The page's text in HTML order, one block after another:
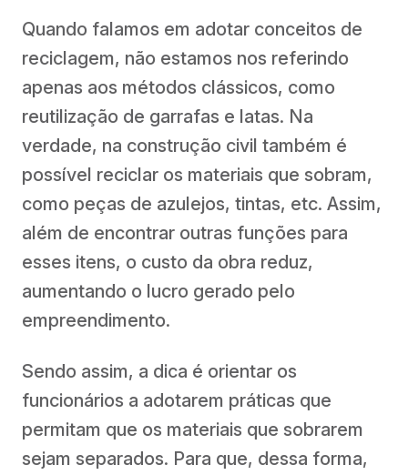
Quando falamos em adotar conceitos de
reciclagem, não estamos nos referindo
apenas aos métodos clássicos, como
reutilização de garrafas e latas. Na
verdade, na construção civil também é
possível reciclar os materiais que sobram,
como peças de azulejos, tintas, etc. Assim,
além de encontrar outras funções para
esses itens, o custo da obra reduz,
aumentando o lucro gerado pelo
empreendimento.
Sendo assim, a dica é orientar os
funcionários a adotarem práticas que
permitam que os materiais que sobrarem
sejam separados. Para que, dessa forma,